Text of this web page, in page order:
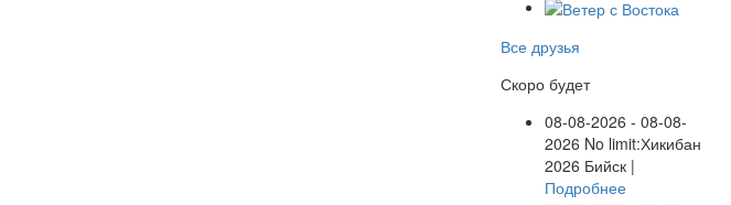
Все друзья
Скоро будет
08-08-2026 - 08-08-
2026 No limit:Хикибан
2026 Бийск |
Подробнее